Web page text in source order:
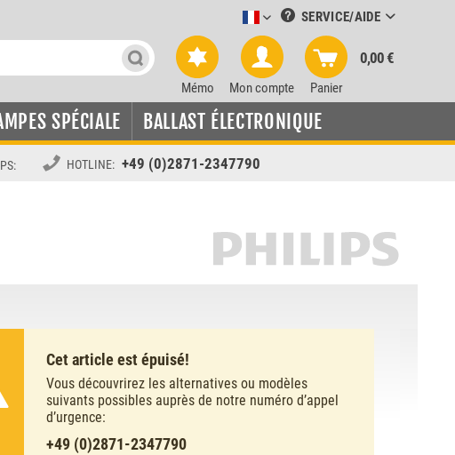
Leuchtmittel-Verkauf französisch
SERVICE/AIDE
Mémo Mon compte Panier
0,00 €
SPÉCIALE BALLAST ÉLECTRONIQUE
: HOTLINE: +49 (0)2871-2347790
Cet article est épuisé!
Vous découvrirez les alternatives ou modèles
suivants possibles auprès de notre numéro d’appel
d’urgence:
+49 (0)2871-2347790